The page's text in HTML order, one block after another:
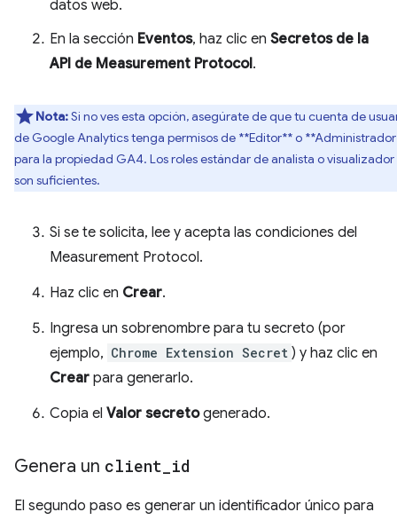
datos web.
En la sección Eventos, haz clic en Secretos de la
API de Measurement Protocol.
Nota:Si no ves esta opción, asegúrate de que tu cuenta de
de Google Analytics tenga permisos de **Editor** o
para la propiedad GA4. Los roles estándar de analista o visualizador
son suficientes.
Si se te solicita, lee y acepta las condiciones del
Measurement Protocol.
Haz clic en Crear.
Ingresa un sobrenombre para tu secreto (por
ejemplo, Chrome Extension Secret ) y haz clic en
Crear para generarlo.
Copia el Valor secretogenerado.
Genera un client id
El segundo paso es generar un identificador único para